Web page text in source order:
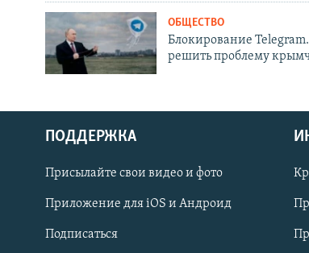
Українською
Qırımtatar
ПРИСОЕДИНЯЙТЕСЬ!
ОБЩЕСТВО
Блокирование
решить проблему
ПОДДЕРЖКА
Присылайте свои видео и фото
Приложение для iOS и Андроид
Подписаться